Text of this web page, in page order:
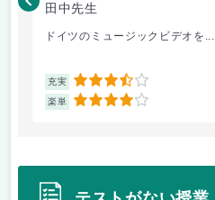
田中先生
ドイツのミュージックビデオを...
充実 3.5
楽単 4